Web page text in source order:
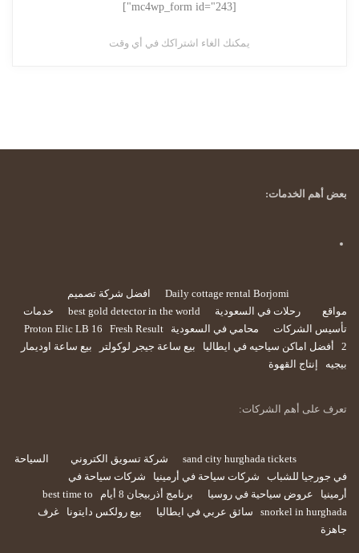
[mc4wp_form id="243"]
يمكنك الغاء اشتراكك في أي وقت
بعض أهم الخدمات:
Daily cottage rental Borjomi
افضل شركة تصميم
مواقع
رحلات في السعودية best gold detector in the world
خدمات
تأسيس الشركات
محامي في السعودية Proton Elic LB 16
Fresh Result
2
أفضل اماكن سياحيه في ايطاليا بيع ساعة جيجر لوكولتر
بيع ساعة اوديمار
بيجيه
إنتاج القهوة
تعرف على أهم الشركات:
sand city hurghada tickets شركة تسويق الكتروني
السياحة
في جورجيا للشباب
شركات سياحة في أرمينيا
شركات سياحة في
أرمينيا
عروض سياحية في روسيا برنامج أذربيجان 8 أيام
best time to
snorkel in hurghada
سائق عربي في ايطاليا بيع رولكس دايتونا
غرف
جاهزة